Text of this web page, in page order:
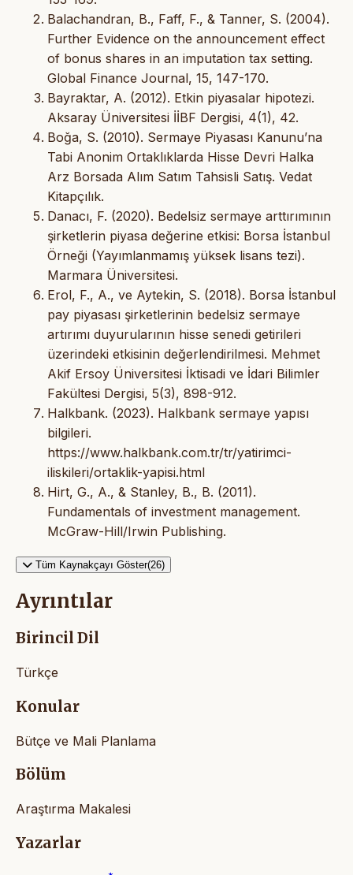
Balachandran, B., Faff, F., & Tanner, S. (2004).
Further Evidence on the announcement effect
of bonus shares in an imputation tax setting.
Global Finance Journal, 15, 147-170.
Bayraktar, A. (2012). Etkin piyasalar hipotezi.
Aksaray Üniversitesi İİBF Dergisi, 4(1), 42.
Boğa, S. (2010). Sermaye Piyasası Kanunu’na
Tabi Anonim Ortaklıklarda Hisse Devri Halka
Arz Borsada Alım Satım Tahsisli Satış. Vedat
Kitapçılık.
Danacı, F. (2020). Bedelsiz sermaye arttırımının
şirketlerin piyasa değerine etkisi: Borsa İstanbul
Örneği (Yayımlanmamış yüksek lisans tezi).
Marmara Üniversitesi.
Erol, F., A., ve Aytekin, S. (2018). Borsa İstanbul
pay piyasası şirketlerinin bedelsiz sermaye
artırımı duyurularının hisse senedi getirileri
üzerindeki etkisinin değerlendirilmesi. Mehmet
Akif Ersoy Üniversitesi İktisadi ve İdari Bilimler
Fakültesi Dergisi, 5(3), 898-912.
Halkbank. (2023). Halkbank sermaye yapısı
bilgileri.
https://www.halkbank.com.tr/tr/yatirimci-
iliskileri/ortaklik-yapisi.html
Hirt, G., A., & Stanley, B., B. (2011).
Fundamentals of investment management.
McGraw-Hill/Irwin Publishing.
Tüm Kaynakçayı Göster(26)
Ayrıntılar
Birincil Dil
Türkçe
Konular
Bütçe ve Mali Planlama
Bölüm
Araştırma Makalesi
Yazarlar